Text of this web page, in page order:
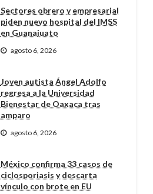
Sectores obrero y empresarial
piden nuevo hospital del IMSS
en Guanajuato
agosto 6, 2026
Joven autista Ángel Adolfo
regresa a la Universidad
Bienestar de Oaxaca tras
amparo
agosto 6, 2026
México confirma 33 casos de
ciclosporiasis y descarta
vínculo con brote en EU